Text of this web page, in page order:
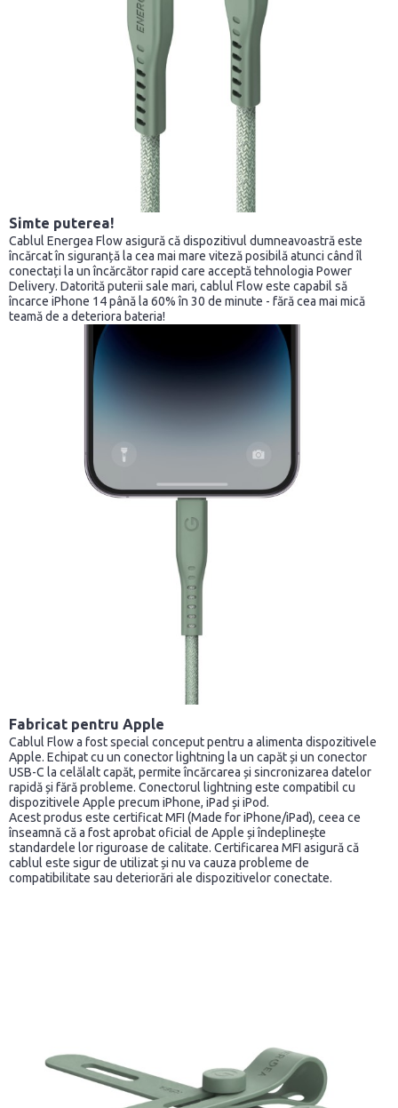
Simte puterea!
Cablul Energea Flow asigură că dispozitivul dumneavoastră este
încărcat în siguranță la cea mai mare viteză posibilă atunci când îl
conectați la un încărcător rapid care acceptă tehnologia Power
Delivery. Datorită puterii sale mari, cablul Flow este capabil să
încarce iPhone 14 până la 60% în 30 de minute - fără cea mai mică
teamă de a deteriora bateria!
Fabricat pentru Apple
Cablul Flow a fost special conceput pentru a alimenta dispozitivele
Apple. Echipat cu un conector lightning la un capăt și un conector
USB-C la celălalt capăt, permite încărcarea și sincronizarea datelor
rapidă și fără probleme. Conectorul lightning este compatibil cu
dispozitivele Apple precum iPhone, iPad și iPod.
Acest produs este certificat MFI (Made for iPhone/iPad), ceea ce
înseamnă că a fost aprobat oficial de Apple și îndeplinește
standardele lor riguroase de calitate. Certificarea MFI asigură că
cablul este sigur de utilizat și nu va cauza probleme de
compatibilitate sau deteriorări ale dispozitivelor conectate.